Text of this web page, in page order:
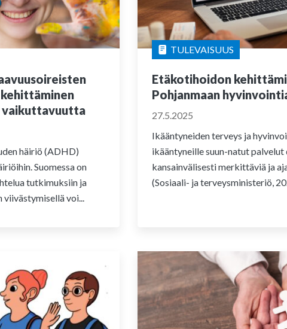
vaikuttavuutta
häiriö (ADHD)
Suomessa on
tutkimuksiin ja
voi...
TULEVAISUUS
Etäkotihoidon
Pohjanmaan
27.5.2025
Ikääntyneiden terveys ja
ikääntyneille suun-natut palvelut
kansainvälisesti merkittäviä ja
(Sosiaali- ja terveysministeriö,